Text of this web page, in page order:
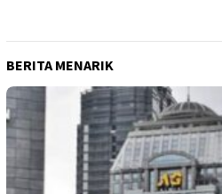
BERITA MENARIK